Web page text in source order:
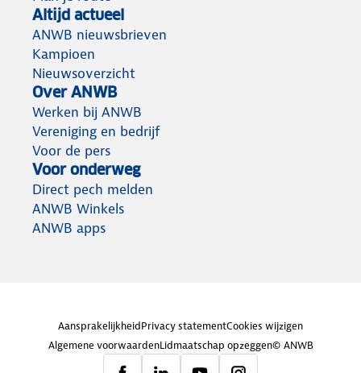
Altijd actueel
ANWB nieuwsbrieven
Kampioen
Nieuwsoverzicht
Over ANWB
Werken bij ANWB
Vereniging en bedrijf
Voor de pers
Voor onderweg
Direct pech melden
ANWB Winkels
ANWB apps
AansprakelijkheidPrivacy statementCookies wijzigen
Algemene voorwaardenLidmaatschap opzeggen© ANWB